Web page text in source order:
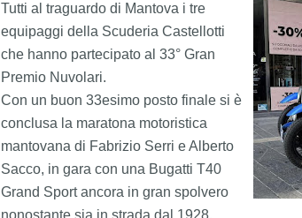
Tutti al traguardo di Mantova i tre
equipaggi della Scuderia Castellotti
che hanno partecipato al 33° Gran
Premio Nuvolari.
Con un buon 33esimo posto finale si è
conclusa la maratona motoristica
mantovana di Fabrizio Serri e Alberto
Sacco, in gara con una Bugatti T40
Grand Sport ancora in gran spolvero
nonostante sia in strada dal 1928.